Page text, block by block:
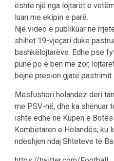
është një nga lojtarët e
luan me ekipin e parë.
Një video e publikuar në
shihet 19-vjeçari duke
bashkëlojtarëve. Edhe pse
punë po e bën me zor,
bëjnë presion gjatë pastrimit.
Mesfushori holandez deri
me PSV-në, dhe ka shënuar
ishte edhe në Kupën e Botës
Kombëtaren e Holandës, ku
ndeshjen ndaj Shteteve të